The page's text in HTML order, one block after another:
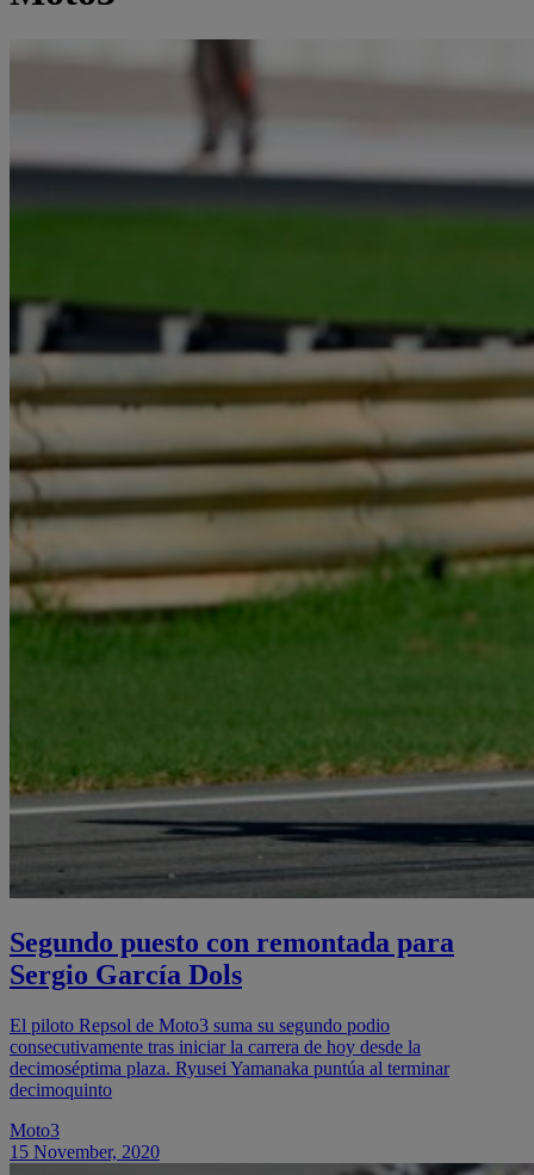
Segundo puesto con remontada para
Sergio García Dols
El piloto Repsol de Moto3 suma su segundo podio
consecutivamente tras iniciar la carrera de hoy desde la
decimoséptima plaza. Ryusei Yamanaka puntúa al terminar
decimoquinto
Moto3
15 November, 2020